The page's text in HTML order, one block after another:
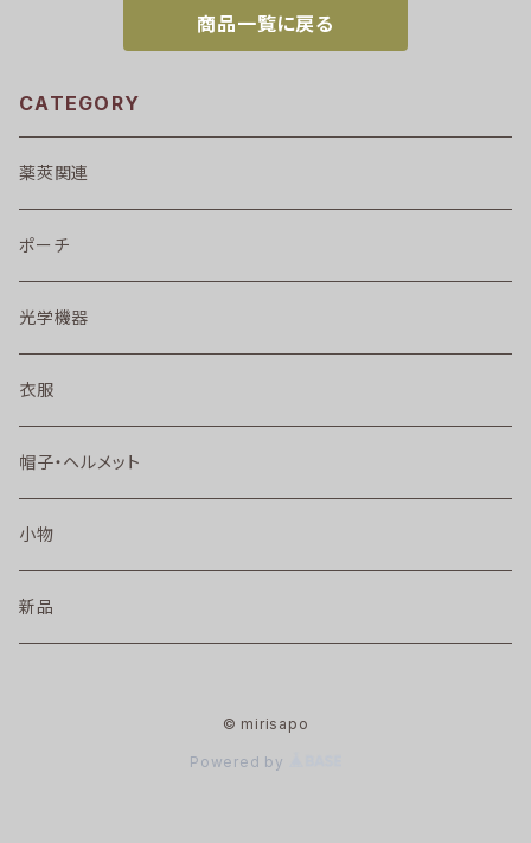
商品一覧に戻る
CATEGORY
薬莢関連
ポーチ
光学機器
衣服
帽子・ヘルメット
小物
新品
© mirisapo
Powered by